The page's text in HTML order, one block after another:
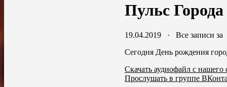
Пульс
19.04.2019 · Все записи за
Сегодня День рождения
Скачать аудиофайл с нашего
Прослушать в группе